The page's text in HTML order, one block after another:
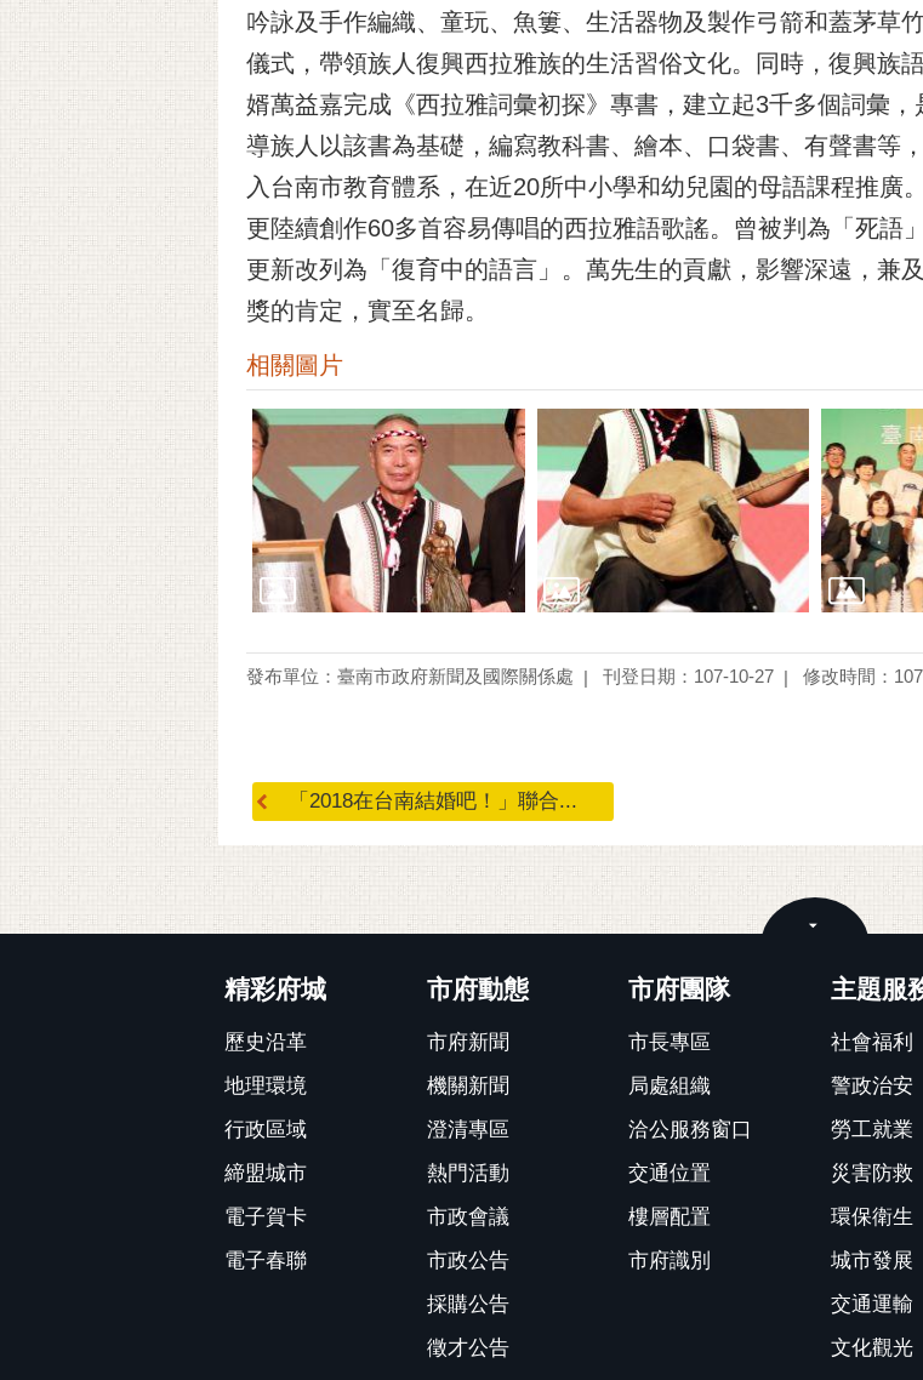
吟詠及手作編織、童玩、魚簍、生活器物及製作弓箭和蓋茅草
儀式，帶領族人復興西拉雅族的生活習俗文化。同時，復興族
婿萬益嘉完成《西拉雅詞彙初探》專書，建立起3千多個詞彙
導族人以該書為基礎，編寫教科書、繪本、口袋書、有聲書等
入台南市教育體系，在近20所中小學和幼兒園的母語課程推廣
更陸續創作60多首容易傳唱的西拉雅語歌謠。曾被判為「死語
更新改列為「復育中的語言」。萬先生的貢獻，影響深遠，兼
獎的肯定，實至名歸。
相關圖片
發布單位：臺南市政府新聞及國際關係處 刊登日期：107-10-27 修改時間：
「2018在台南結婚吧！」聯合...
精彩府城
歷史沿革
地理環境
行政區域
締盟城市
電子賀卡
電子春聯
市府動態
市府新聞
機關新聞
澄清專區
熱門活動
市政會議
市政公告
採購公告
徵才公告
市府團隊
市長專區
局處組織
洽公服務窗口
交通位置
樓層配置
市府識別
主題服
社會福利
警政治安
勞工就業
災害防救
環保衛生
城市發展
交通運輸
文化觀光